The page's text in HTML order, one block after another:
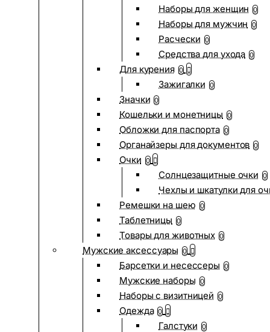
Наборы для женщин 0
Наборы для мужчин 0
Расчески 0
Средства для ухода 0
Для курения 0
Зажигалки 0
Значки 0
Кошельки и монетницы 0
Обложки для паспорта 0
Органайзеры для документов 0
Очки 0
Солнцезащитные очки 0
Чехлы и шкатулки для
Ремешки на шею 0
Таблетницы 0
Товары для животных 0
Мужские аксессуары 0
Барсетки и несессеры 0
Мужские наборы 0
Наборы с визитницей 0
Одежда 0
Галстуки 0